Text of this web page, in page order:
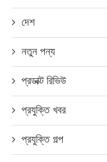
দেশ
নতুন পন্য
প্রডাক্ট রিভিউ
প্রযুক্তি খবর
প্রযুক্তি গল্প